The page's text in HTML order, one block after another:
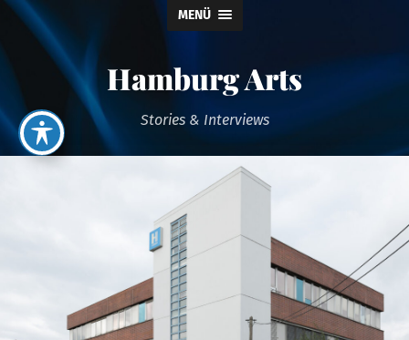
MENÜ
Hamburg Arts
Stories & Interviews